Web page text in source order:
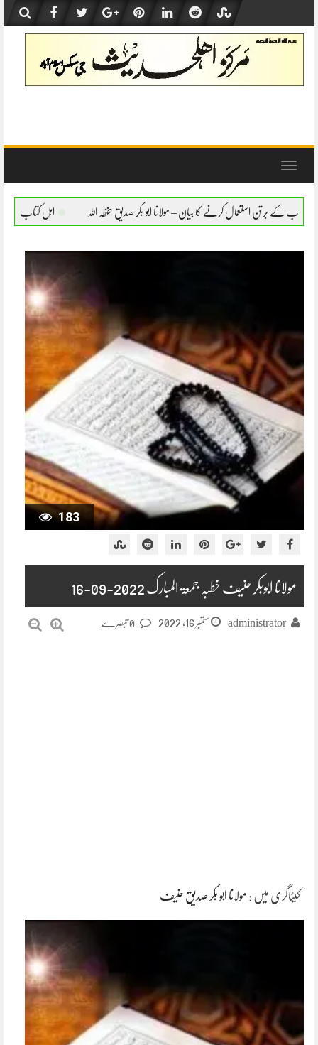
content
Toggle
بیان – مولانا ابو بکر صدیق حفظہ اللہ اہل کتاب کے برتن استعمال کرنے کا بیان –
183
مولانا ابوبکر حنیف خطبہ جمعۃ المبارک 2022-09-16
administrator ستمبر 16, 2022
کیٹاگری میں : مولانا ابو بکر صدیق حنیف